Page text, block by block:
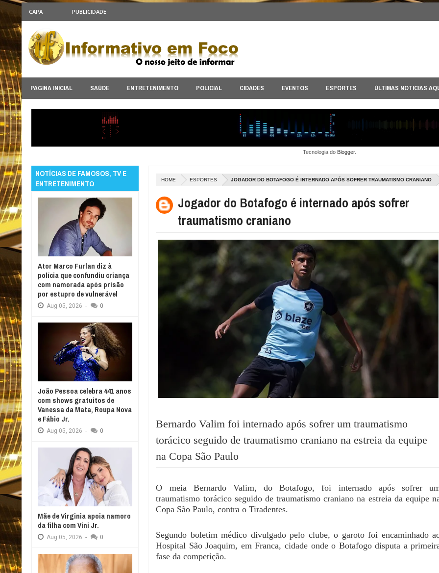
CAPA PUBLICIDADE
PAGINA INICIAL SAÚDE ENTRETENIMENTO POLICIAL CIDADES EVENTOS ESPORTES ÚLTIMAS NOTICIAS
Tecnologia do Blogger.
HOME ESPORTES JOGADOR DO BOTAFOGO É INTERNADO APÓS SOFRER TRAUMATISMO CRANIANO
Jogador do Botafogo é internado após sofrer
traumatismo craniano
Bernardo Valim foi internado após sofrer um traumatismo
torácico seguido de traumatismo craniano na estreia da equipe
na Copa São Paulo
O meia Bernardo Valim, do Botafogo, foi internado após sofrer
traumatismo torácico seguido de traumatismo craniano na estreia da equipe
Copa São Paulo, contra o Tiradentes.
Segundo boletim médico divulgado pelo clube, o garoto foi encaminhado
Hospital São Joaquim, em Franca, cidade onde o Botafogo disputa a
fase da competição.
NOTÍCIAS DE FAMOSOS, TV E
ENTRETENIMENTO
Ator Marco Furlan diz à
polícia que confundiu criança
com namorada após prisão
por estupro de vulnerável
Aug 05, 2026 - 0
João Pessoa celebra 441 anos
com shows gratuitos de
Vanessa da Mata, Roupa Nova
e Fábio Jr.
Aug 05, 2026 - 0
Mãe de Virginia apoia namoro
da filha com Vini Jr.
Aug 05, 2026 - 0